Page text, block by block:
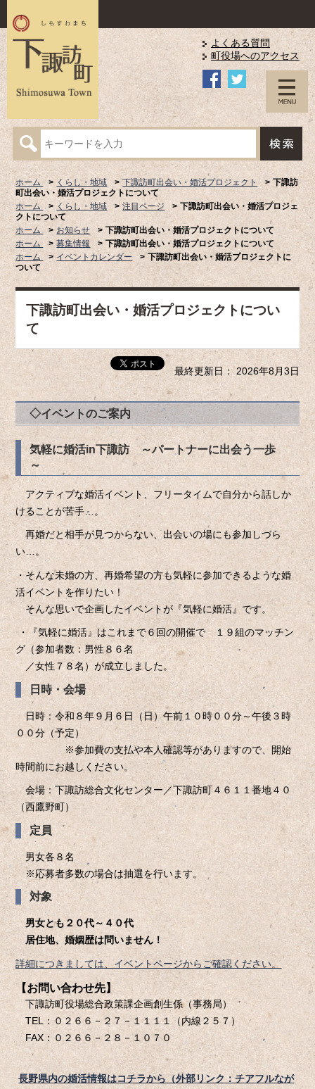
よくある質問
町役場へのアクセス
ホーム くらし・地域 下諏訪町出会い・婚活プロジェクト
下諏訪
町出会い・婚活プロジェクトについて
ホーム
くらし・地域 注目ページ
下諏訪町出会い・婚活プロジェ
クトについて
ホーム
お知らせ
下諏訪町出会い・婚活プロジェクトについて
ホーム
募集情報
下諏訪町出会い・婚活プロジェクトについて
ホーム
イベントカレンダー
下諏訪町出会い・婚活プロジェクトに
ついて
下諏訪町出会い・婚活プロジェクトについ
て
最終更新日： 2026年8月3日
◇イベントのご案内
気軽に婚活in下諏訪 ～パートナーに出会う一歩
～
アクティブな婚活イベント、フリータイムで自分から話しか
けることが苦手…。
再婚だと相手が見つからない、出会いの場にも参加しづら
い…。
・そんな未婚の方、再婚希望の方も気軽に参加できるような婚
活イベントを作りたい！
そんな思いで企画したイベントが『気軽に婚活』です。
・『気軽に婚活』はこれまで６回の開催で １９組のマッチン
グ（参加者数：男性８６名
／女性７８名）が成立しました。
日時・会場
日時：令和８年９月６日（日）午前１０時００分～午後３時
００分（予定）
※参加費の支払や本人確認等がありますので、開始
時間前にお越しください。
会場：下諏訪総合文化センター／下諏訪町４６１１番地４０
（西鷹野町）
定員
男女各８名
※応募者多数の場合は抽選を行います。
対象
男女とも２０代～４０代
居住地、婚姻歴は問いません！
詳細につきましては、イベントページからご確認ください。
【お問い合わせ先】
下諏訪町役場総合政策課企画創生係（事務局）
TEL：０２６６－２７－１１１１（内線２５７）
FAX：０２６６－２８－１０７０
長野県内の婚活情報はコチラから（外部リンク：チアフルなが